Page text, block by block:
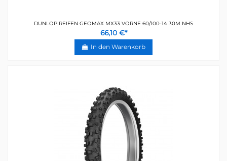
DUNLOP REIFEN GEOMAX MX33 VORNE 60/100-14 30M NHS
66,10 €*
In den Warenkorb